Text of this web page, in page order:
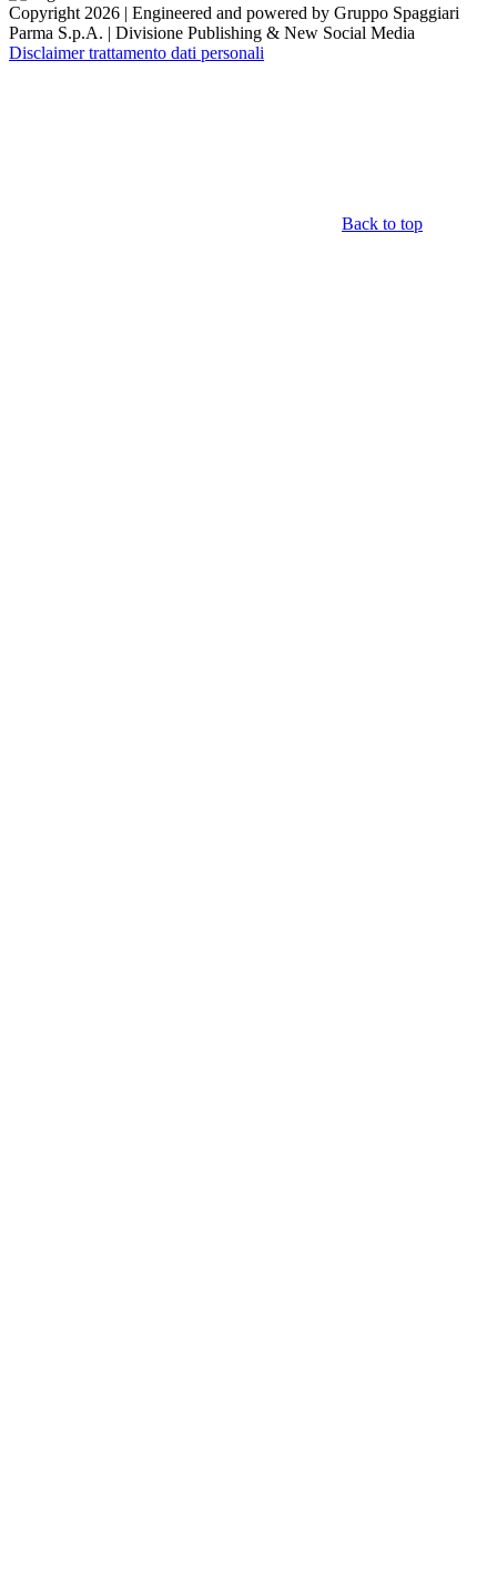
Copyright 2026 | Engineered and powered by Gruppo Spaggiari
Parma S.p.A. | Divisione Publishing & New Social Media
Disclaimer trattamento dati personali
Back to top